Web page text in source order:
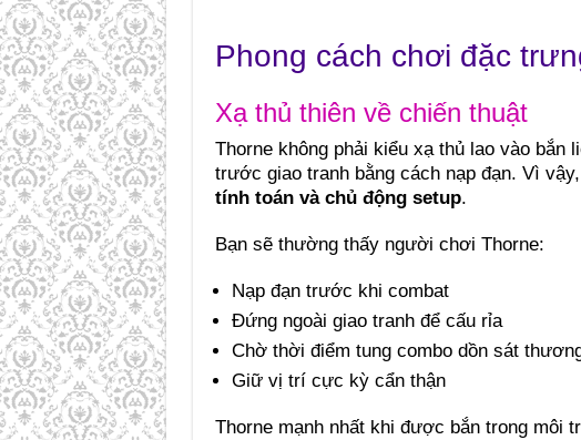
Phong cách chơi đặc
Xạ thủ thiên về chiến thuật
Thorne không phải kiểu xạ thủ lao vào bắn
trước giao tranh bằng cách nạp đạn. Vì
tính toán và chủ động setup.
Bạn sẽ thường thấy người chơi Thorne:
Nạp đạn trước khi combat
Đứng ngoài giao tranh để cấu rỉa
Chờ thời điểm tung combo dồn sát
Giữ vị trí cực kỳ cẩn thận
Thorne mạnh nhất khi được bắn trong môi